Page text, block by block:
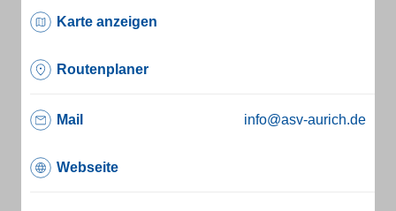
Karte anzeigen
Routenplaner
Mail info@asv-aurich.de
Webseite